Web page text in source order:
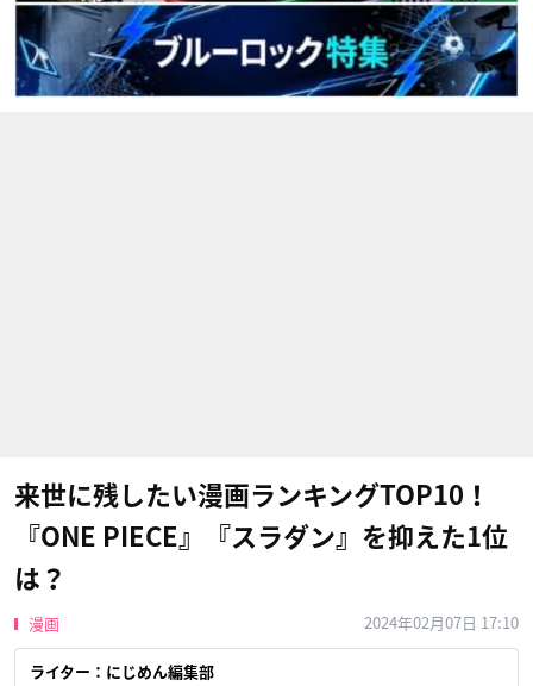
来世に残したい漫画ランキングTOP10！
『ONE PIECE』『スラダン』を抑えた1位
は？
漫画 2024年02月07日 17:10
ライター：にじめん編集部